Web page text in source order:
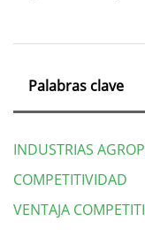
Palabras clave
INDUSTRIAS
COMPETITIVIDAD
VENTAJA